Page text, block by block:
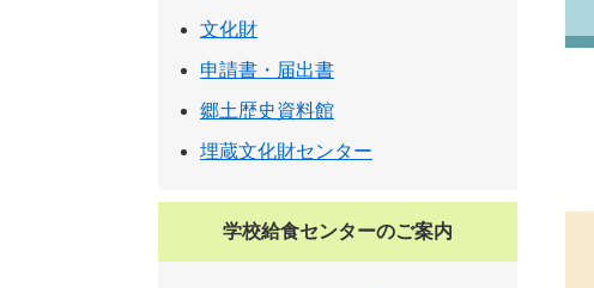
文化財
申請書・届出書
郷土歴史資料館
埋蔵文化財センター
学校給食センターのご案内